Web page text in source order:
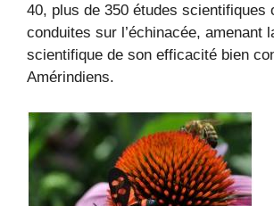
40, plus de 350 études scientifiques
conduites sur l’échinacée, amenant
scientifique de son efficacité bien
Amérindiens.